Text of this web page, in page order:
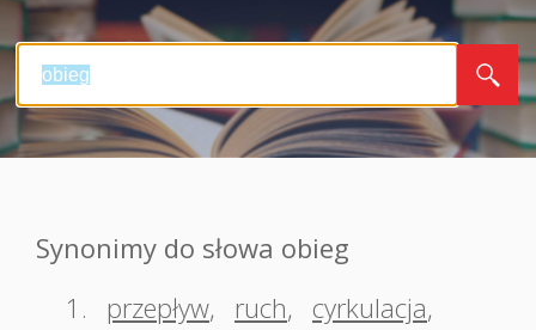
Synonimy do słowa obieg
1.
przepływ, ruch, cyrkulacja,